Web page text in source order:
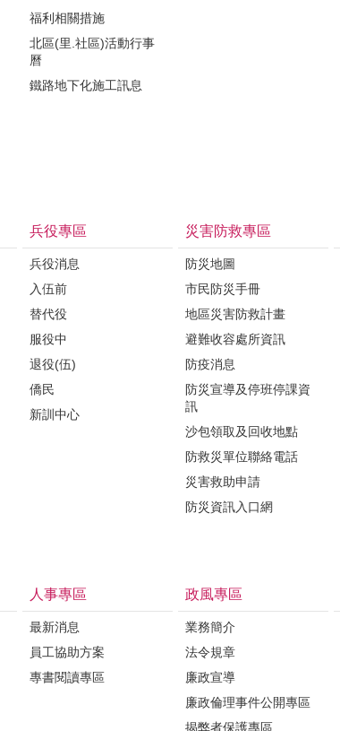
福利相關措施
北區(里.社區)活動行事
曆
鐵路地下化施工訊息
兵役專區
兵役消息
入伍前
替代役
服役中
退役(伍)
僑民
新訓中心
災害防救專區
防災地圖
市民防災手冊
地區災害防救計畫
避難收容處所資訊
防疫消息
防災宣導及停班停課資
訊
沙包領取及回收地點
防救災單位聯絡電話
災害救助申請
防災資訊入口網
人事專區
最新消息
員工協助方案
專書閱讀專區
政風專區
業務簡介
法令規章
廉政宣導
廉政倫理事件公開專區
揭弊者保護專區